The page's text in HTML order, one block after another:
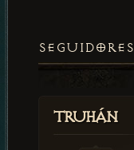
SEGUIDORES
Truhán